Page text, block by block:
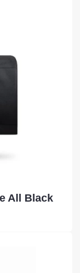
All Black